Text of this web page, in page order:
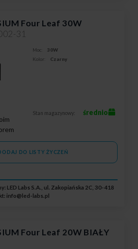
Four Leaf 30W
31
Moc:
30W
Kolor:
Czarny
Stan magazynowy: średnio
DO LISTY ŻYCZEŃ
LED Labs S.A., ul. Zakopiańska 2C, 30-418
info@led-labs.pl
Four Leaf 20W BIAŁY